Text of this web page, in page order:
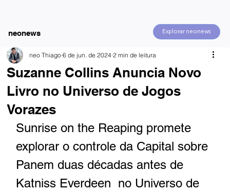
Explorar neonews
neonews
Suzanne Collins Anuncia Novo
Livro no Universo de Jogos
Vorazes
neo Thiago 6 de jun. de 2024 2 min de leitura
Sunrise on the Reaping promete
explorar o controle da Capital sobre
Panem duas décadas antes de
Katniss Everdeen  no Universo de